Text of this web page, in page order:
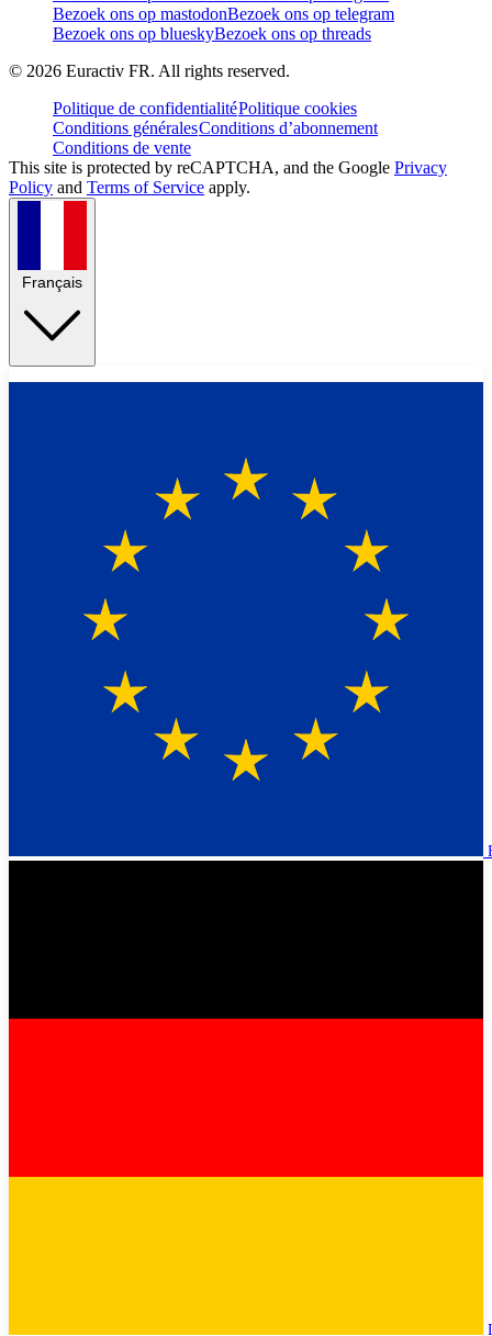
Bezoek ons op mastodonBezoek ons op telegram
Bezoek ons op blueskyBezoek ons op threads
© 2026 Euractiv FR. All rights reserved.
Politique de confidentialitéPolitique cookies
Conditions généralesConditions d’abonnement
Conditions de vente
This site is protected by reCAPTCHA, and the Google Privacy
Policy and Terms of Service apply.
Français